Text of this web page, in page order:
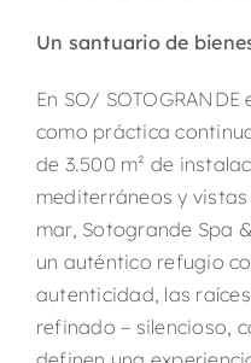
Un santuario de
En SO/
como práctica
de 3.500 m² de
mediterráneos y
mar, Sotogrande Spa
un auténtico refugio
autenticidad, las
refinado – silencioso,